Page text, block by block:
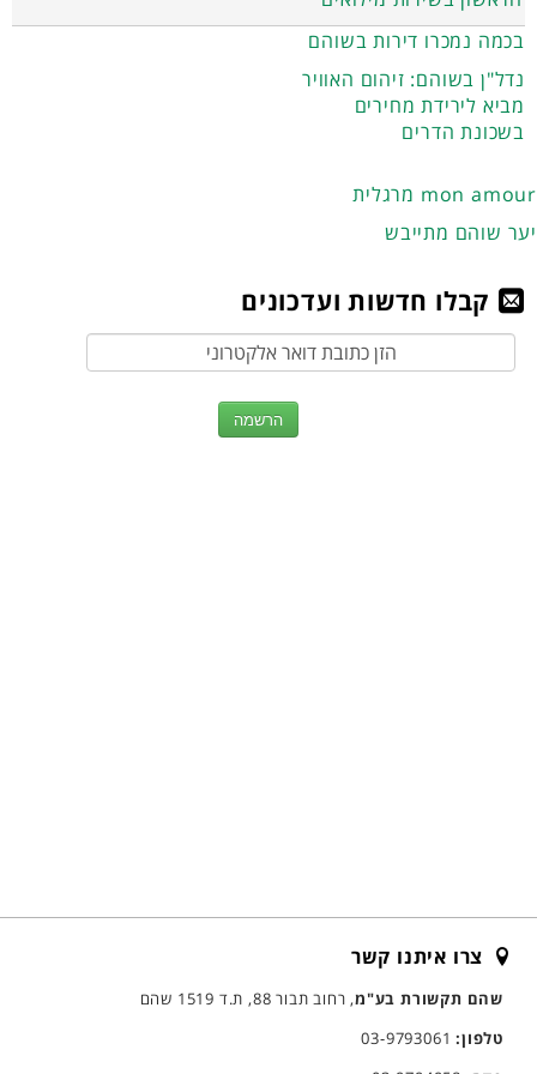
בכמה נמכרו דירות בשוהם
נדל"ן בשוהם: זיהום האוויר
מביא לירידת מחירים
בשכונת הדרים
מרגלית mon amour
יער שוהם מתייבש
קבלו חדשות ועדכונים
צרו איתנו קשר
שהם תקשורת בע"מ, רחוב תבור 88, ת.ד 1519 שהם
טלפון:03-9793061